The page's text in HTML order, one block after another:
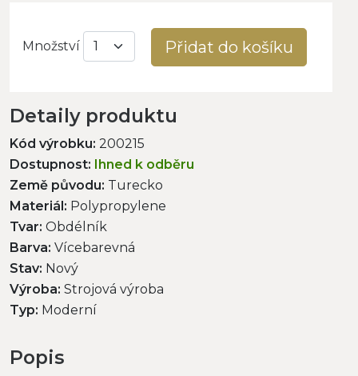
Množství Přidat do košíku
Detaily produktu
Kód výrobku: 200215
Dostupnost: Ihned k odběru
Země původu: Turecko
Materiál: Polypropylene
Tvar: Obdélník
Barva: Vícebarevná
Stav: Nový
Výroba: Strojová výroba
Typ: Moderní
Popis